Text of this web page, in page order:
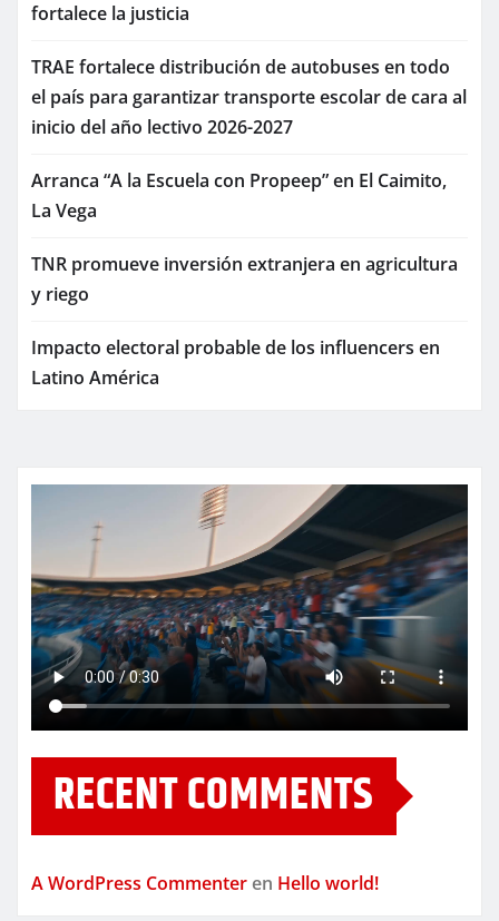
fortalece la justicia
TRAE fortalece distribución de autobuses en todo
el país para garantizar transporte escolar de cara al
inicio del año lectivo 2026-2027
Arranca “A la Escuela con Propeep” en El Caimito,
La Vega
TNR promueve inversión extranjera en agricultura
y riego
Impacto electoral probable de los influencers en
Latino América
RECENT COMMENTS
A WordPress Commenter en Hello world!